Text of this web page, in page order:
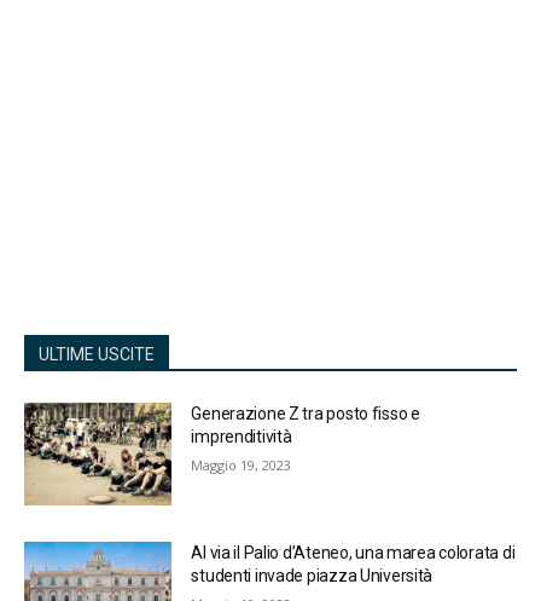
ULTIME USCITE
Generazione Z tra posto fisso e
imprenditività
Maggio 19, 2023
Al via il Palio d’Ateneo, una marea colorata di
studenti invade piazza Università